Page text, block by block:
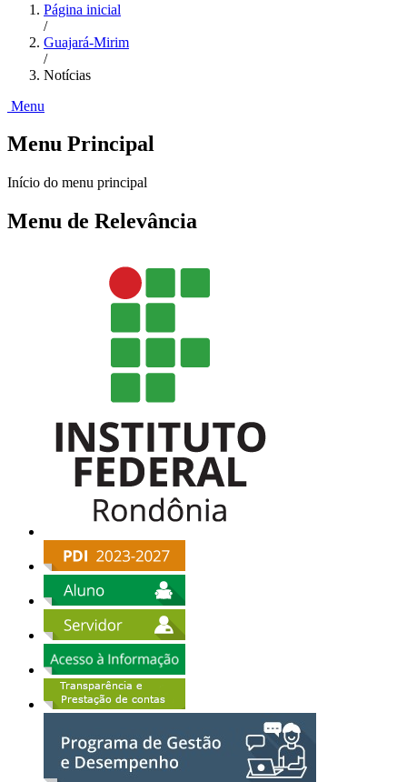
Página inicial
/
Guajará-Mirim
/
Notícias
Menu
Menu Principal
Início do menu principal
Menu de Relevância